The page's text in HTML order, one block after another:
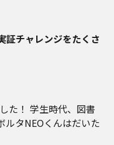
証チャレンジをたくさ
た！ 学生時代、図書
ルタNEOくんはだいた